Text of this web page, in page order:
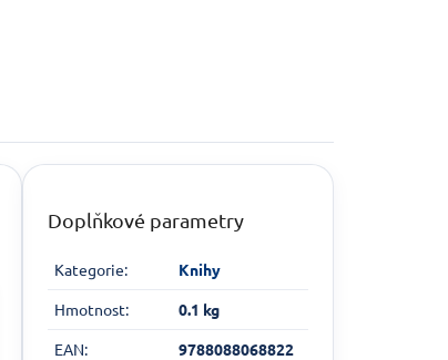
Doplňkové parametry
Kategorie:
Knihy
Hmotnost:
0.1 kg
EAN:
9788088068822